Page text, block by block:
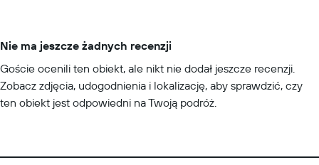
Nie ma jeszcze żadnych recenzji
Goście ocenili ten obiekt, ale nikt nie dodał jeszcze recenzji.
Zobacz zdjęcia, udogodnienia i lokalizację, aby sprawdzić, czy
ten obiekt jest odpowiedni na Twoją podróż.